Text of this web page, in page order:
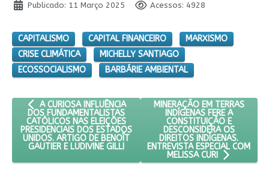
Publicado: 11 Março 2025
Acessos: 4928
CAPITALISMO CAPITAL FINANCEIRO
MARXISMO
CRISE CLIMÁTICA
MICHELLY SANTIAGO
ECOSSOCIALISMO
BARBÁRIE AMBIENTAL
ARTIGO ANTERIOR: A CURIOSA INFLUÊNCIA DOS
A CURIOSA INFLUÊNCIA
DOS FUNDAMENTALISTAS
CATÓLICOS NAS ELEIÇÕES
PRESIDENCIAIS DOS ESTADOS
UNIDOS. ARTIGO DE BENOÎT
GAUTIER E LUDIVINE GILLI
PRÓXIMO ARTIGO:
MINERAÇÃO EM TERRAS
INDÍGENAS FERE A
CONSTITUIÇÃO E
DESCONSIDERA OS
DIREITOS INDÍGENAS.
ENTREVISTA ESPECIAL COM
MELISSA CURI